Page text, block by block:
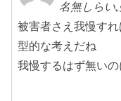
名無しらい
被害者さえ我慢す
型的な考えだね
我慢するはず無いの